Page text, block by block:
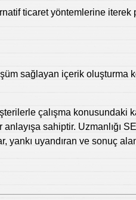
ticaret yöntemlerine
sağlayan içerik oluşturma
çalışma konusundaki
anlayışa sahiptir. Uzmanlığı
yankı uyandıran ve sonuç